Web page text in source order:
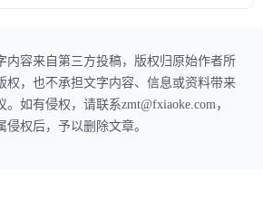
内容来自第三方投稿，版权归原始作者所
权，也不承担文字内容、信息或资料带来
如有侵权，请联系zmt@fxiaoke.com，
权后，予以删除文章。